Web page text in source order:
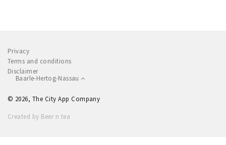
Privacy
Terms and conditions
Disclaimer
Baarle-Hertog-Nassau
© 2026, The City App Company
Created by Beer n tea